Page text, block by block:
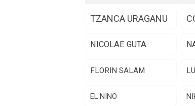
TZANCA URAGANU
NICOLAE GUTA
FLORIN SALAM
EL NINO